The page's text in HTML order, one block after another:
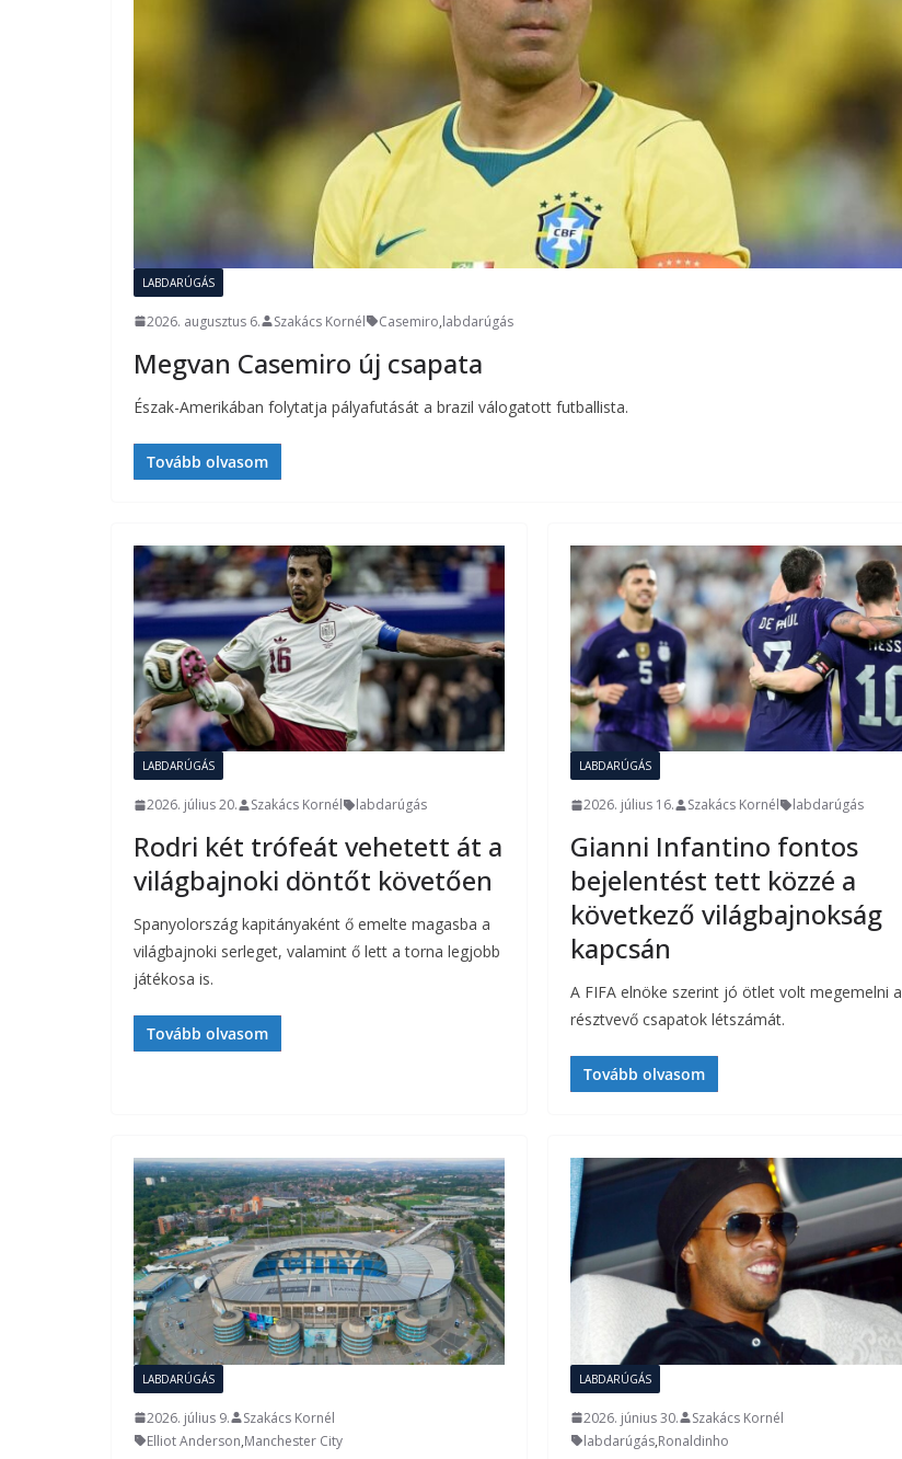
LABDARÚGÁS
2026. augusztus 6. Szakács Kornél Casemiro,labdarúgás
Megvan Casemiro új csapata
Észak-Amerikában folytatja pályafutását a brazil válogatott futballista.
Tovább olvasom
LABDARÚGÁS
2026. július 20. Szakács Kornél labdarúgás
Rodri két trófeát vehetett át a
világbajnoki döntőt követően
Spanyolország kapitányaként ő emelte magasba a
világbajnoki serleget, valamint ő lett a torna legjobb
játékosa is.
Tovább olvasom
LABDARÚGÁS
2026. július 16. Szakács Kornél labdarúgás
Gianni Infantino fontos
bejelentést tett közzé a
következő világbajnokság
kapcsán
A FIFA elnöke szerint jó ötlet volt megemelni a
résztvevő csapatok létszámát.
Tovább olvasom
LABDARÚGÁS
2026. július 9.
Szakács Kornél
Elliot Anderson,Manchester City
LABDARÚGÁS
2026. június 30.
Szakács Kornél
labdarúgás,Ronaldinho